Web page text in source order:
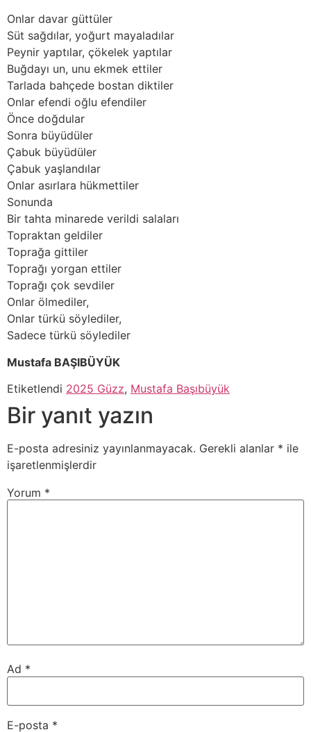
Onlar davar güttüler
Süt sağdılar, yoğurt mayaladılar
Peynir yaptılar, çökelek yaptılar
Buğdayı un, unu ekmek ettiler
Tarlada bahçede bostan diktiler
Onlar efendi oğlu efendiler
Önce doğdular
Sonra büyüdüler
Çabuk büyüdüler
Çabuk yaşlandılar
Onlar asırlara hükmettiler
Sonunda
Bir tahta minarede verildi salaları
Topraktan geldiler
Toprağa gittiler
Toprağı yorgan ettiler
Toprağı çok sevdiler
Onlar ölmediler,
Onlar türkü söylediler,
Sadece türkü söylediler
Mustafa BAŞIBÜYÜK
Etiketlendi 2025 Güzz, Mustafa Başıbüyük
Bir yanıt yazın
E-posta adresiniz yayınlanmayacak. Gerekli alanlar * ile
işaretlenmişlerdir
Yorum *
Ad *
E-posta *